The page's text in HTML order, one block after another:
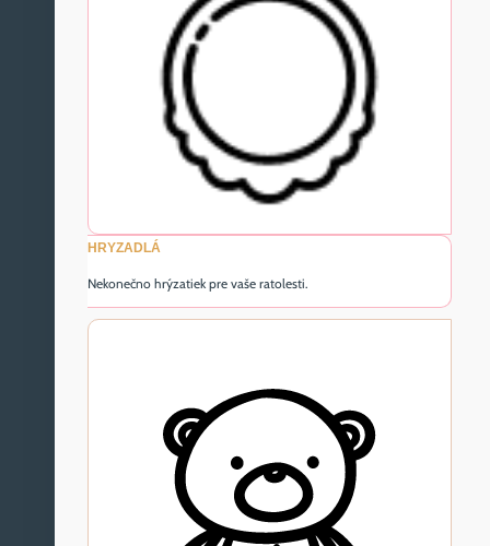
HRYZADLÁ
Nekonečno hrýzatiek pre vaše ratolesti.